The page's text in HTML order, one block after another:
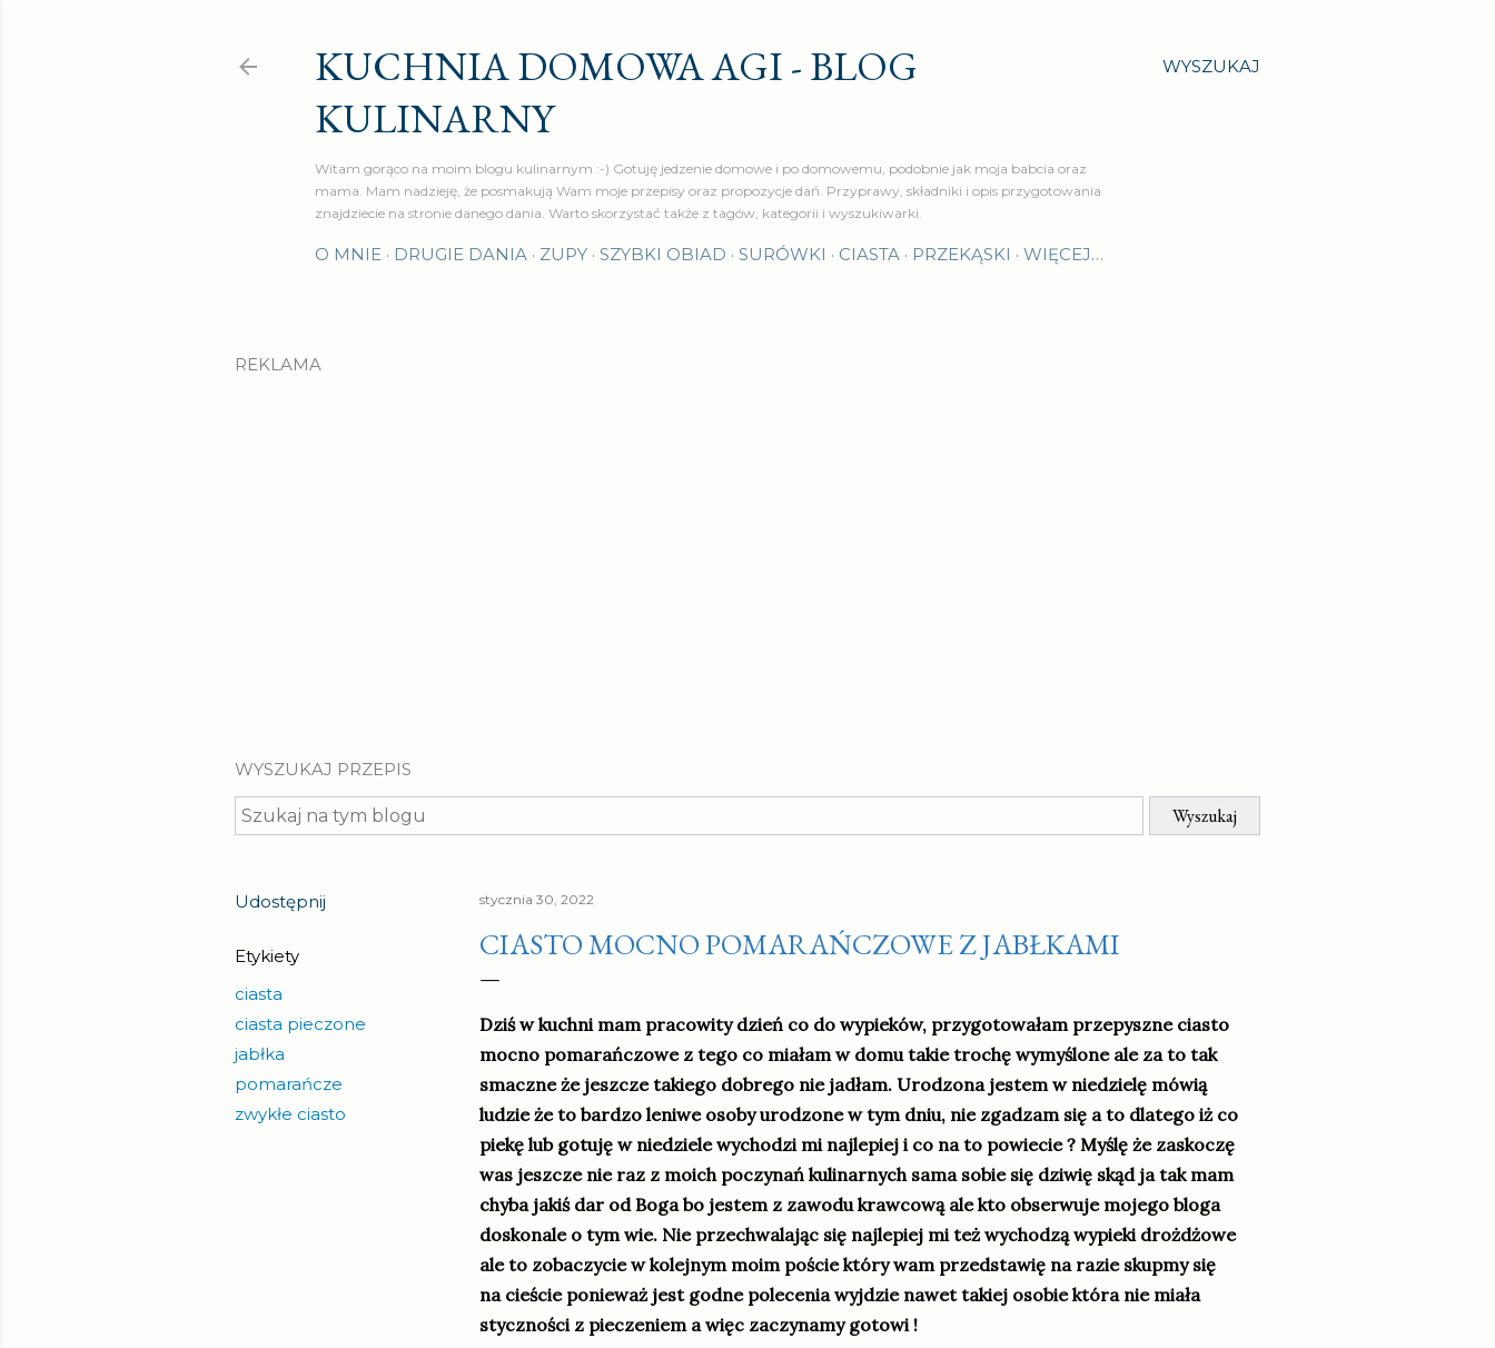
WYSZUKAJ
KUCHNIA DOMOWA AGI - BLOG
KULINARNY
Witam gorąco na moim blogu kulinarnym :-) Gotuję jedzenie domowe i po domowemu, podobnie jak moja babcia oraz
mama. Mam nadzieję, że posmakują Wam moje przepisy oraz propozycje dań. Przyprawy, składniki i opis przygotowania
znajdziecie na stronie danego dania. Warto skorzystać także z tagów, kategorii i wyszukiwarki.
O MNIE DRUGIE DANIA ZUPY SZYBKI OBIAD SURÓWKI CIASTA PRZEKĄSKI WIĘCEJ…
REKLAMA
WYSZUKAJ PRZEPIS
Udostępnij
Etykiety
ciasta
ciasta pieczone
jabłka
pomarańcze
zwykłe ciasto
stycznia 30, 2022
CIASTO MOCNO POMARAŃCZOWE Z JABŁKAMI
Dziś w kuchni mam pracowity dzień co do wypieków, przygotowałam przepyszne ciasto
mocno pomarańczowe z tego co miałam w domu takie trochę wymyślone ale za to tak
smaczne że jeszcze takiego dobrego nie jadłam. Urodzona jestem w niedzielę mówią
ludzie że to bardzo leniwe osoby urodzone w tym dniu, nie zgadzam się a to dlatego iż co
piekę lub gotuję w niedziele wychodzi mi najlepiej i co na to powiecie ? Myślę że zaskoczę
was jeszcze nie raz z moich poczynań kulinarnych sama sobie się dziwię skąd ja tak mam
chyba jakiś dar od Boga bo jestem z zawodu krawcową ale kto obserwuje mojego bloga
doskonale o tym wie. Nie przechwalając się najlepiej mi też wychodzą wypieki drożdżowe
ale to zobaczycie w kolejnym moim poście który wam przedstawię na razie skupmy się
na cieście ponieważ jest godne polecenia wyjdzie nawet takiej osobie która nie miała
styczności z pieczeniem a więc zaczynamy gotowi !